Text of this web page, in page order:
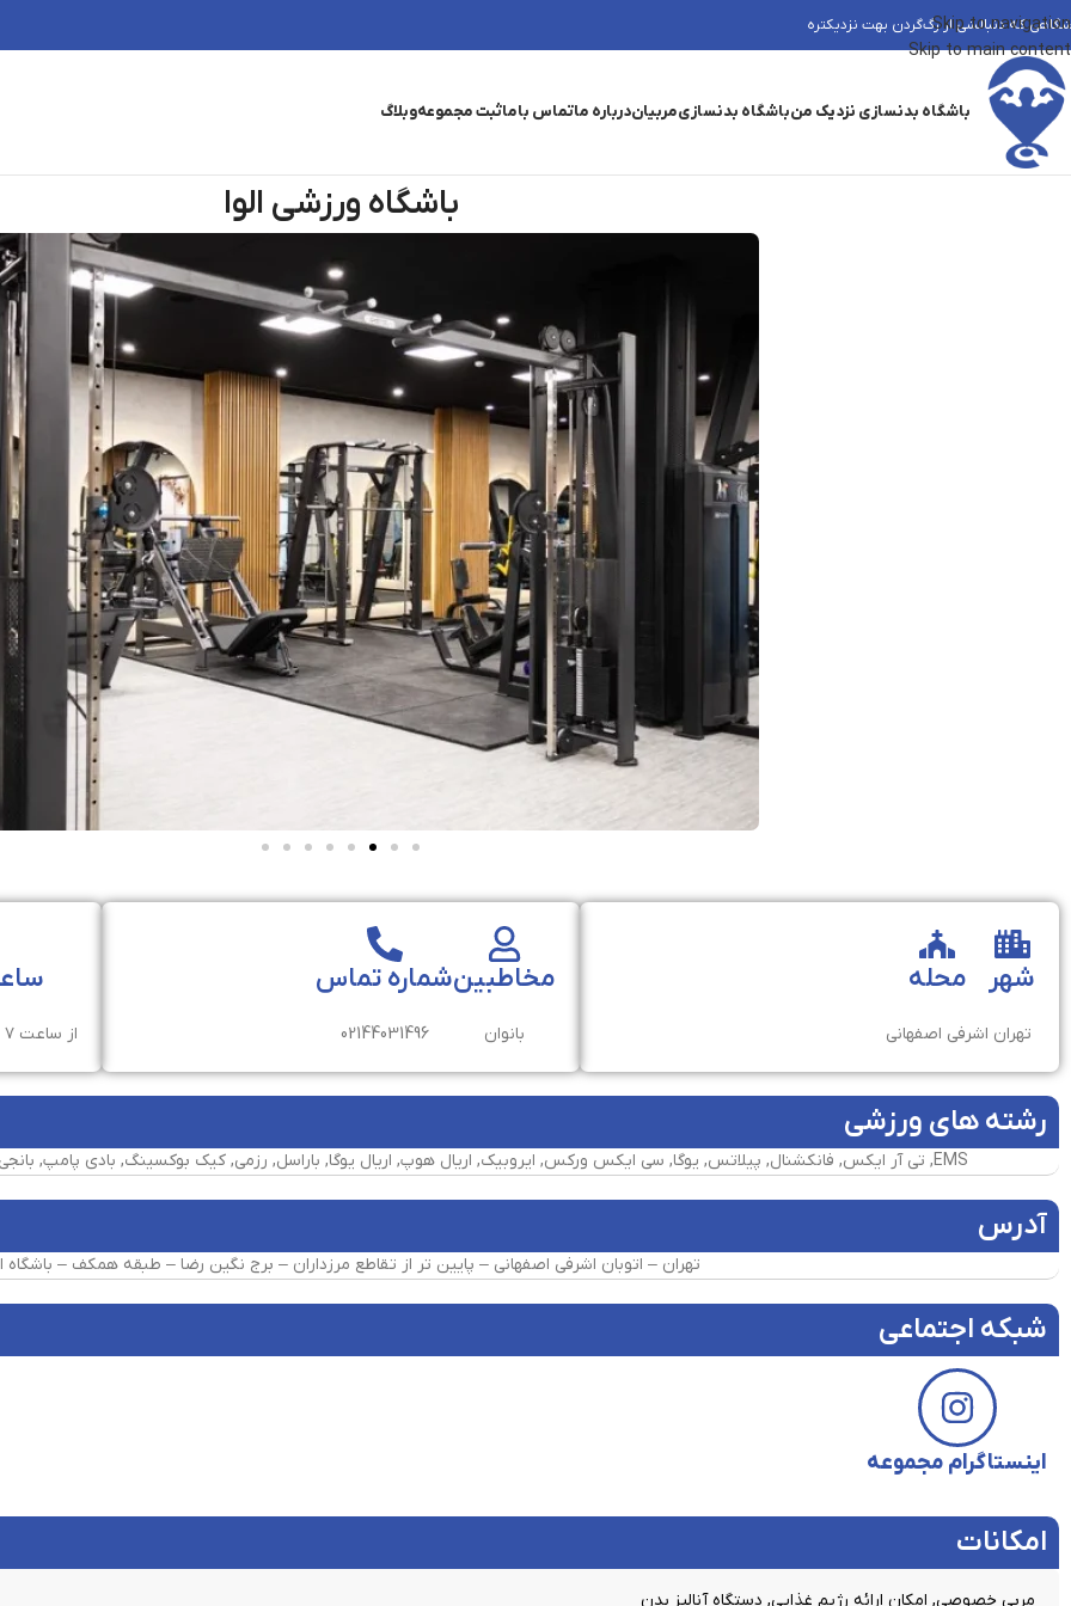
Skip to navigation
Skip to main content
که دنبالشی از رگ‌گردن بهت نزدیکتره
باشگاه بدنسازی نزدیک منباشگاه بدنسازیمربیاندرباره ماتماس باماثبت مجموعهوبلاگ
باشگاه ورزشی الوا
شهر
تهران
محله
اشرفی اصفهانی
مخاطبین
بانوان
شماره تماس
02144031496 از ساعت ۷ صبح الی ۲۲ شب
رشته های ورزشی
EMS, تی آر ایکس, فانکشنال, پیلاتس, یوگا, سی ایکس ورکس, ایروبیک, اریال هوپ, اریال یوگا, باراسل, رزمی, کیک بوکسینگ, بادی پامپ, بانجی فیتنس, کلیستنیکس, جامپینگ فیتنس
آدرس
تهران – اتوبان اشرفی اصفهانی – پایین تر از تقاطع مرزداران – برج نگین رضا – طبقه همکف – باشگاه
شبکه اجتماعی
اینستاگرام مجموعه
امکانات​
مربی خصوصی, امکان ارائه رژیم غذایی, دستگاه آنالیز بدن